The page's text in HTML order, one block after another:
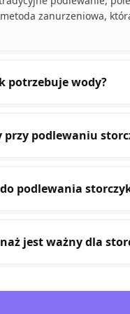
zanurzeniowa,
potrzebuje wody?
przy podlewaniu
podlewania
jest ważny dla